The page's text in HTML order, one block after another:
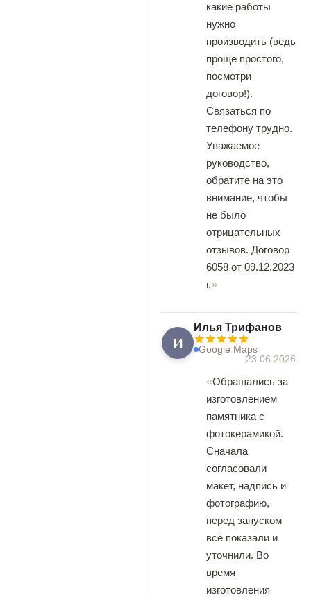
какие работы
нужно
производить (ведь
проще простого,
посмотри
договор!).
Связаться по
телефону трудно.
Уважаемое
руководство,
обратите на это
внимание, чтобы
не было
отрицательных
отзывов. Договор
6058 от 09.12.2023
г.
И
Илья Трифанов
Google Maps
23.06.2026
Обращались за
изготовлением
памятника с
фотокерамикой.
Сначала
согласовали
макет, надпись и
фотографию,
перед запуском
всё показали и
уточнили. Во
время
изготовления